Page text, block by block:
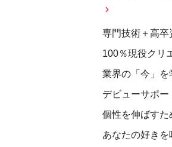
専門技術＋高卒
100％現役クリ
業界の「今」を
デビューサポー
個性を伸ばすた
あなたの好き